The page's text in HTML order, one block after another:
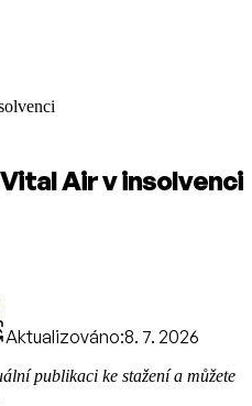
Air v insolvenci
Aktualizováno:8. 7. 2026
publikaci ke stažení a můžete